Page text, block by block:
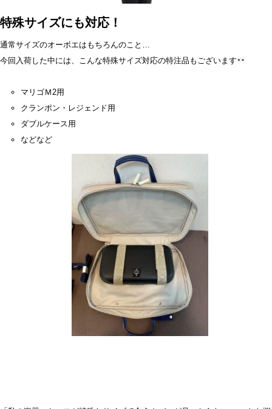
特殊サイズにも対応！
通常サイズのオーボエはもちろんのこと…
今回入荷した中には、こんな特殊サイズ対応の特注品もございます
マリゴＭ2用
クランポン・レジェンド用
ダブルケース用
などなど